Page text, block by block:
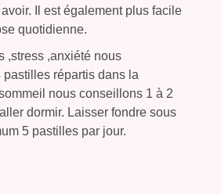
Il est également plus facile
quotidienne.
,stress ,anxiété nous
répartis dans la
nous conseillons 1 à 2
dormir. Laisser fondre sous
5 pastilles par jour.